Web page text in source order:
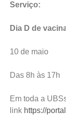
Serviço:
Dia D de
10 de maio
Das 8h às 17h
Em toda a
link https://